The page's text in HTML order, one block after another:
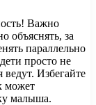
Важно
объяснять, за
параллельно
просто не
Избегайте
может
малыша.